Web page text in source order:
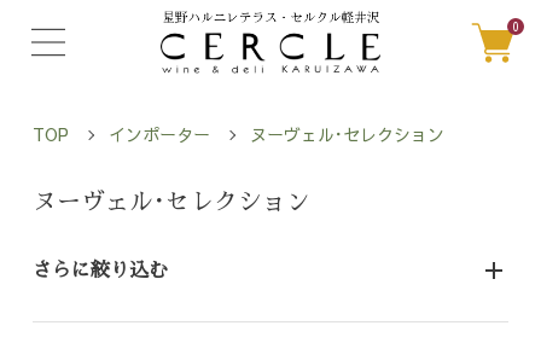
0
TOP インポーター ヌーヴェル･セレクション
ヌーヴェル･セレクション
さらに絞り込む